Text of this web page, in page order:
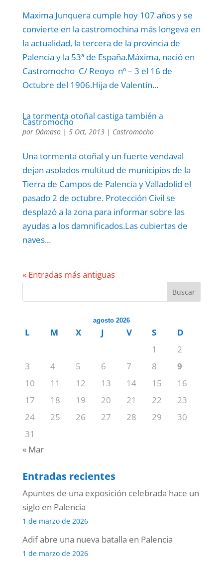
Maxima Junquera cumple hoy 107 años y se
convierte en la castromochina más longeva en
la actualidad, la tercera de la provincia de
Palencia y la 53ª de España.Máxima, nació en
Castromocho C/ Reoyo nº – 3 el 16 de
Octubre del 1906.Hija de Valentín...
La tormenta otoñal castiga también a
Castromocho
por Dámaso| 5 Oct, 2013| Castromocho
Una tormenta otoñal y un fuerte vendaval
dejan asolados multitud de municipios de la
Tierra de Campos de Palencia y Valladolid el
pasado 2 de octubre. Protección Civil se
desplazó a la zona para informar sobre las
ayudas a los damnificados.Las cubiertas de
naves...
« Entradas más antiguas
Buscar
agosto 2026
L M X J V S
D
1
2
3
4 5 6 7 8
9
10
11 12 13 14 15
16
17
18 19 20 21 22
23
24
25 26 27 28 29
30
31
« Mar
Entradas recientes
Apuntes de una exposición celebrada hace un
siglo en Palencia
1 de marzo de 2026
Adif abre una nueva batalla en Palencia
1 de marzo de 2026